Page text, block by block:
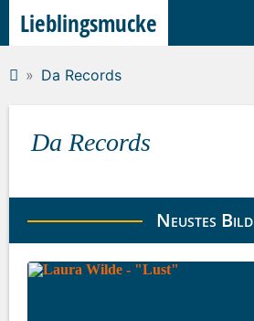
Da Records
Da Records
Neustes Bild
Lieblingsmucke